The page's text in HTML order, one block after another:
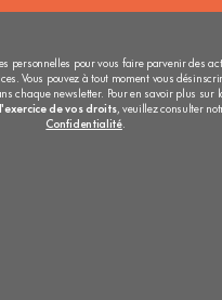
personnelles pour vous faire parvenir des
Vous pouvez à tout moment vous
chaque newsletter. Pour en savoir plus sur
de vos droits, veuillez consulter
Confidentialité.